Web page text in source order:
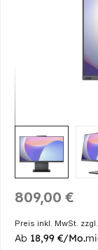
Regulärer Preis:
809,00 €
Preis inkl. MwSt. zzgl.
Ab 18,99 €/Mo.